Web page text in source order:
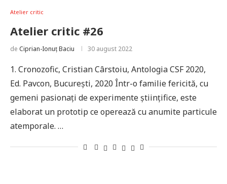
Atelier critic
Atelier critic #26
de Ciprian-Ionuț Baciu 30 august 2022
1. Cronozofic, Cristian Cârstoiu, Antologia CSF 2020,
Ed. Pavcon, București, 2020 Într-o familie fericită, cu
gemeni pasionați de experimente științifice, este
elaborat un prototip ce operează cu anumite particule
atemporale. …